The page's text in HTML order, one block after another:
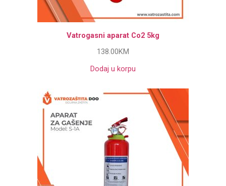
Vatrogasni aparat Co2 5kg
138.00KM
Dodaj u korpu